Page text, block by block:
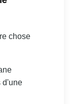
chose
d'une